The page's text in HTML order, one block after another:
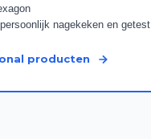
nagekeken en getest
producten